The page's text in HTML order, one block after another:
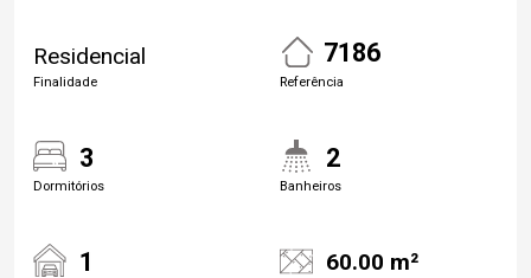
Residencial
Finalidade
7186
Referência
3
Dormitórios
2
Banheiros
1 60.00 m²